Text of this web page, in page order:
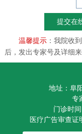
温馨提示：我院收
后，发出专家号及详细
地址：阜
专
门诊时
医疗广告审查